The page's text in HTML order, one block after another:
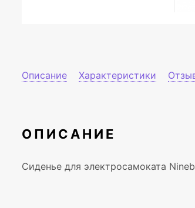
Описание Характеристики
ОПИСАНИЕ
Сиденье для электросамоката